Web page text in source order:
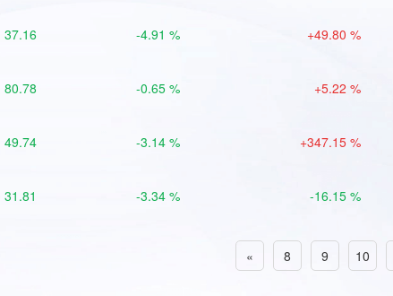
37.16 -4.91 % +49.80 %
80.78 -0.65 % +5.22 %
49.74 -3.14 % +347.15 %
31.81 -3.34 % -16.15 %
« 8 9 10